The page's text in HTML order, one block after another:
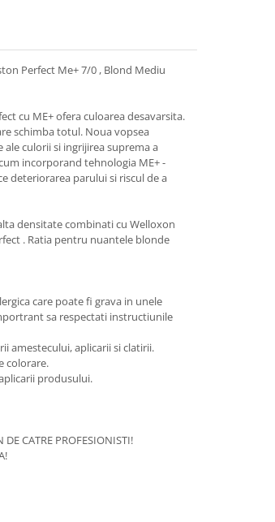
Perfect Me+ 7/0 , Blond Mediu
cu ME+ ofera culoarea desavarsita.
schimba totul. Noua vopsea
culorii si ingrijirea suprema a
incorporand tehnologia ME+ -
deteriorarea parului si riscul de a
densitate combinati cu Welloxon
. Ratia pentru nuantele blonde
care poate fi grava in unele
sa respectati instructiunile
amestecului, aplicarii si clatirii.
colorare.
produsului.
CATRE PROFESIONISTI!